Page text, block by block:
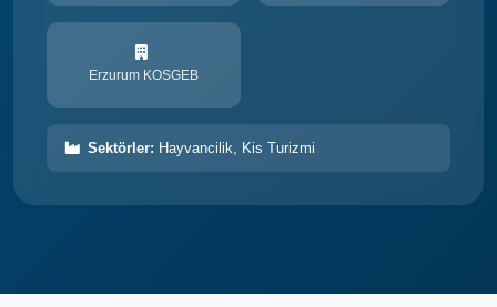
Erzurum KOSGEB
Sektörler: Hayvancilik, Kis Turizmi